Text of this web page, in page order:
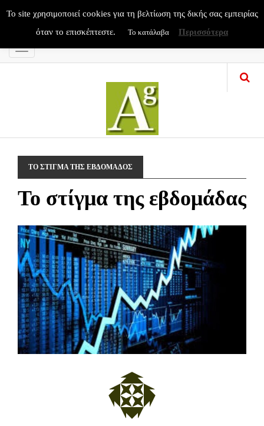
Menu
ΤΟ ΣΤΙΓΜΑ ΤΗΣ ΕΒΔΟΜΑΔΟΣ
Το στίγμα της εβδομάδας
To site χρησιμοποιεί cookies για τη βελτίωση της δικής σας εμπειρίας
όταν το επισκέπτεστε.
Το κατάλαβα Περισσότερα